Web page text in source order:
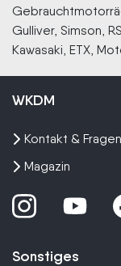
Gulliver, Simson,
Kawasaki, ETX,
WKDM
Kontakt & Fragen
Magazin
Sonstiges